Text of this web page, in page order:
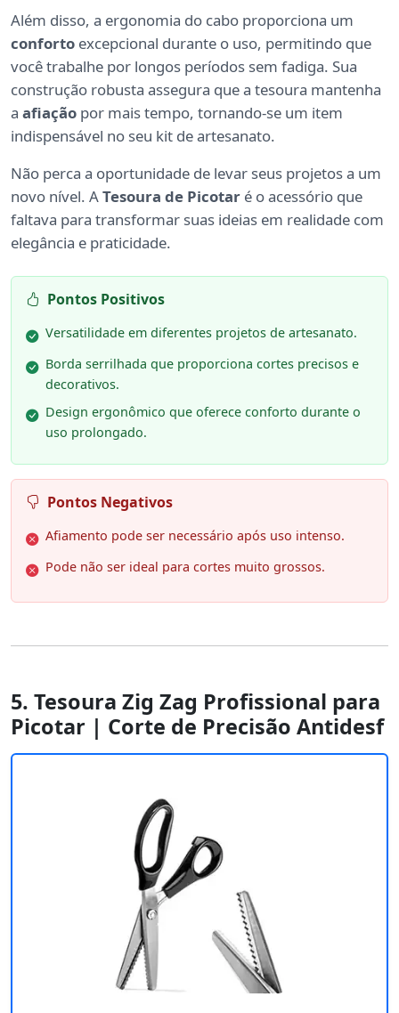
Além disso, a ergonomia do cabo proporciona um
conforto excepcional durante o uso, permitindo que
você trabalhe por longos períodos sem fadiga. Sua
construção robusta assegura que a tesoura mantenha
a afiação por mais tempo, tornando-se um item
indispensável no seu kit de artesanato.
Não perca a oportunidade de levar seus projetos a um
novo nível. ATesoura de Picotar é o acessório que
faltava para transformar suas ideias em realidade com
elegância e praticidade.
Pontos Positivos
Versatilidade em diferentes projetos de artesanato.
Borda serrilhada que proporciona cortes precisos e
decorativos.
Design ergonômico que oferece conforto durante o
uso prolongado.
Pontos Negativos
Afiamento pode ser necessário após uso intenso.
Pode não ser ideal para cortes muito grossos.
5. Tesoura Zig Zag Profissional para
Picotar | Corte de Precisão Antidesf